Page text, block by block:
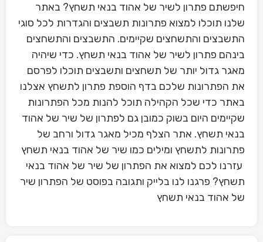
חיפשתם פתרון לשיר של אהוד בנאי תשחץ? באתר
שלנו תוכלו למצוא פתרונות תשבצים והגדרות לכל סוגי
התשבצים והתשחצים שקיימים. התשבצים והתשחצים
בינהם פתרון לשיר של אהוד בנאי תשחץ. כדי שיהיה
מאגר גדול יותר של תשחצים ותשבצים תוכלו לפרסם
את הפתרונות שלכם בדף הוספת פתרון לתשחץ אצלנו
באתר כדי שכל הקהילה תוכל להנות מכל הפתרונות
שקיימים היום בשוק כמובן גם לפתרון של שיר של אהוד
בנאי תשחץ. אתר הצלף מכיל מאגר גדול ורחב של
פתרונות לתשחץ ומילים כמו שיר של אהוד בנאי תשחץ
עזרנו לכם למצוא את הפתרון של שיר של אהוד בנאי
תשחץ? פרגנו לנו בלייק ותגובה בפוסט של הפתרון שיר
של אהוד בנאי תשחץ